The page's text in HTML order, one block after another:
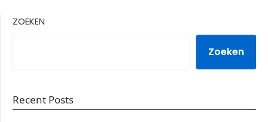
ZOEKEN
Zoeken
Recent Posts